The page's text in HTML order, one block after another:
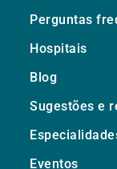
Perguntas
Hospitais
Blog
Sugestões e
Eventos